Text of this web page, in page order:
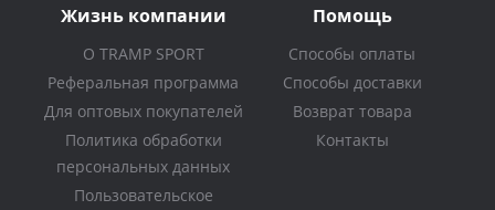
Жизнь компании
О TRAMP SPORT
Реферальная программа
Для оптовых покупателей
Политика обработки
персональных данных
Пользовательское
Помощь
Способы оплаты
Способы доставки
Возврат товара
Контакты